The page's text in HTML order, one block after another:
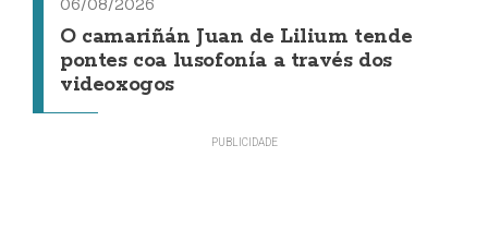
06/08/2026
O camariñán Juan de Lilium tende
pontes coa lusofonía a través dos
videoxogos